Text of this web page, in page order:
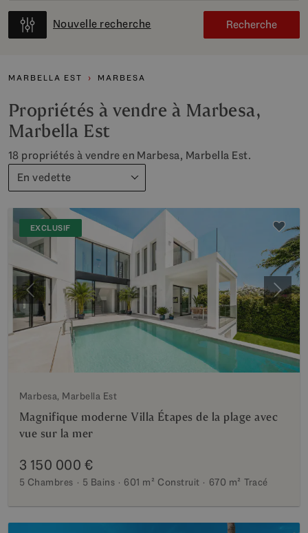
Nouvelle recherche Recherche
MARBELLA EST MARBESA
Propriétés à vendre à Marbesa,
Marbella Est
18 propriétés à vendre en Marbesa, Marbella Est.
En vedette
EXCLUSIF
Précédent
Marbesa, Marbella Est
Magnifique moderne Villa Étapes de la plage avec
vue sur la mer
3 150 000 €
5 Chambres 5 Bains 601 m² Construit 670 m² Tracé